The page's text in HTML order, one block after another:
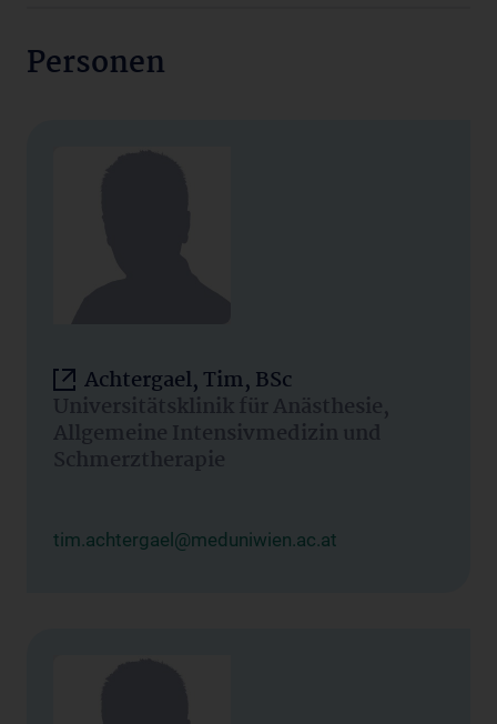
Personen
Achtergael, Tim, BSc
Universitätsklinik für Anästhesie,
Allgemeine Intensivmedizin und
Schmerztherapie
tim.achtergael@meduniwien.ac.at